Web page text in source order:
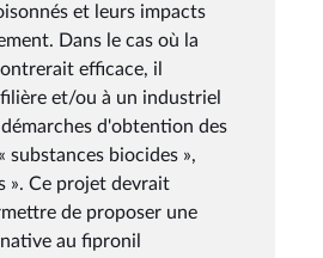
et leurs impacts
Dans le cas où la
efficace, il
et/ou à un industriel
d'obtention des
substances biocides »,
». Ce projet devrait
de proposer une
au fipronil